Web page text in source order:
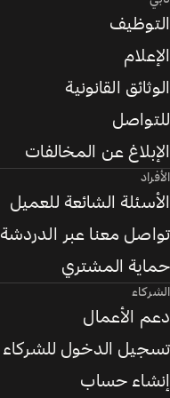
التوظيف
الإعلام
الوثائق القانونية
للتواصل
الإبلاغ عن المخالفات
الأفراد
الأسئلة الشائعة للعميل
تواصل معنا عبر الدردشة
حماية المشتري
الشركاء
دعم الأعمال
تسجيل الدخول للشركاء
إنشاء حساب